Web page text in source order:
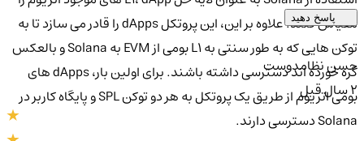
مقیاس کنند. علاوه بر این، این پروتکل dApps را قادر می سازد تا به
توکن هایی که به طور سنتی به L1 بومی از EVM به Solana و بالعکس
گره خورده اند دسترسی داشته باشند. برای اولین بار، dApps های
بومی اتریوم از طریق یک پروتکل به هر دو توکن SPL و پایگاه کاربر در
Solana دسترسی دارند.
پاسخ دهید
حسن نظامدوست